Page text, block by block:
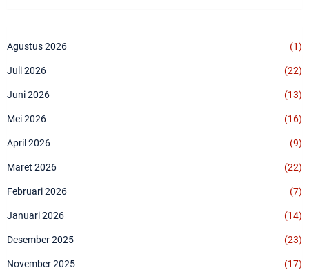
Agustus 2026 (1)
Juli 2026 (22)
Juni 2026 (13)
Mei 2026 (16)
April 2026 (9)
Maret 2026 (22)
Februari 2026 (7)
Januari 2026 (14)
Desember 2025 (23)
November 2025 (17)